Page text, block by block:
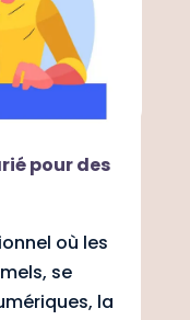
pour des
où les
se
la